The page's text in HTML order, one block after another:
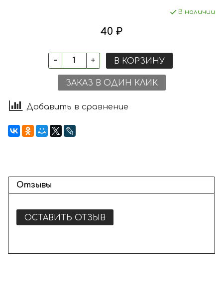
В наличии
40 ₽
В КОРЗИНУ
ЗАКАЗ В ОДИН КЛИК
Добавить в сравнение
Отзывы
ОСТАВИТЬ ОТЗЫВ